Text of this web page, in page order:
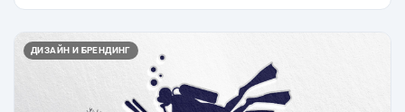
ДИЗАЙН И БРЕНДИНГ